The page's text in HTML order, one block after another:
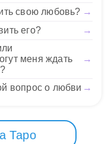
или финансовым
свою любовь? →
его? →
меня ждать
→
вопрос о любви →
Таро